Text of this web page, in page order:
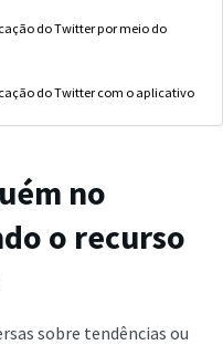
do Twitter por meio do
do Twitter com o aplicativo
no
o recurso
sobre tendências ou